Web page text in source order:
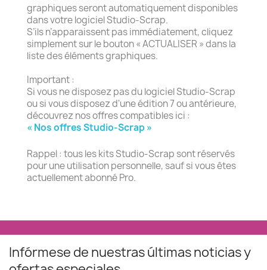
graphiques seront automatiquement disponibles
dans votre logiciel Studio-Scrap.
S’ils n’apparaissent pas immédiatement, cliquez
simplement sur le bouton « ACTUALISER » dans la
liste des éléments graphiques.
Important :
Si vous ne disposez pas du logiciel Studio-Scrap
ou si vous disposez d'une édition 7 ou antérieure,
découvrez nos offres compatibles ici :
« Nos offres Studio-Scrap »
Rappel : tous les kits Studio-Scrap sont réservés
pour une utilisation personnelle, sauf si vous êtes
actuellement abonné Pro.
Infórmese de nuestras últimas noticias y